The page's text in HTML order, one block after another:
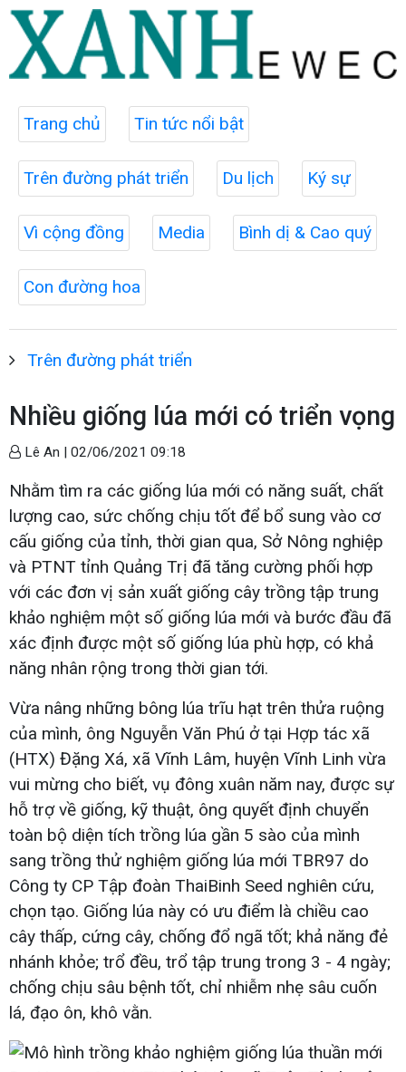
Trang chủ Tin tức nổi bật
Trên đường phát triển Du lịch Ký sự
Vì cộng đồng Media Bình dị & Cao quý
Con đường hoa
Trên đường phát triển
Nhiều giống lúa mới có triển vọng
Lê An | 02/06/2021 09:18
Nhằm tìm ra các giống lúa mới có năng suất, chất
lượng cao, sức chống chịu tốt để bổ sung vào cơ
cấu giống của tỉnh, thời gian qua, Sở Nông nghiệp
và PTNT tỉnh Quảng Trị đã tăng cường phối hợp
với các đơn vị sản xuất giống cây trồng tập trung
khảo nghiệm một số giống lúa mới và bước đầu đã
xác định được một số giống lúa phù hợp, có khả
năng nhân rộng trong thời gian tới.
Vừa nâng những bông lúa trĩu hạt trên thửa ruộng
của mình, ông Nguyễn Văn Phú ở tại Hợp tác xã
(HTX) Đặng Xá, xã Vĩnh Lâm, huyện Vĩnh Linh vừa
vui mừng cho biết, vụ đông xuân năm nay, được sự
hỗ trợ về giống, kỹ thuật, ông quyết định chuyển
toàn bộ diện tích trồng lúa gần 5 sào của mình
sang trồng thử nghiệm giống lúa mới TBR97 do
Công ty CP Tập đoàn ThaiBinh Seed nghiên cứu,
chọn tạo. Giống lúa này có ưu điểm là chiều cao
cây thấp, cứng cây, chống đổ ngã tốt; khả năng đẻ
nhánh khỏe; trổ đều, trổ tập trung trong 3 - 4 ngày;
chống chịu sâu bệnh tốt, chỉ nhiễm nhẹ sâu cuốn
lá, đạo ôn, khô vằn.